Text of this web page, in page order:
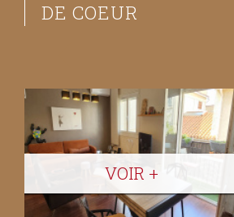
DE COEUR
VOIR +